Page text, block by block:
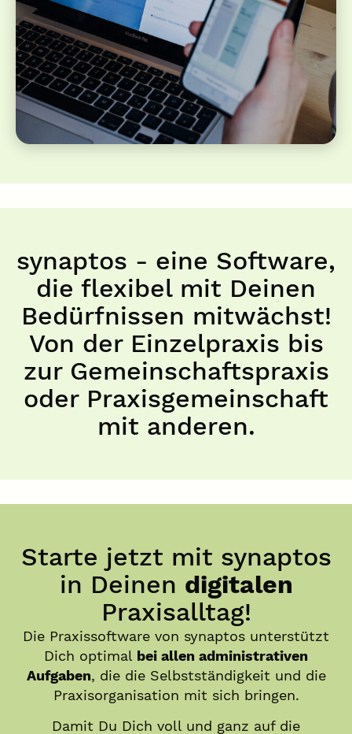
synaptos - eine Software,
die flexibel mit Deinen
Bedürfnissen mitwächst!
Von der Einzelpraxis bis
zur Gemeinschaftspraxis
oder Praxisgemeinschaft
mit anderen.
Starte jetzt mit synaptos
in Deinen digitalen
Praxisalltag!
Die Praxissoftware von synaptos unterstützt
Dich optimal bei allen administrativen
Aufgaben, die die Selbstständigkeit und die
Praxisorganisation mit sich bringen.
Damit Du Dich voll und ganz auf die